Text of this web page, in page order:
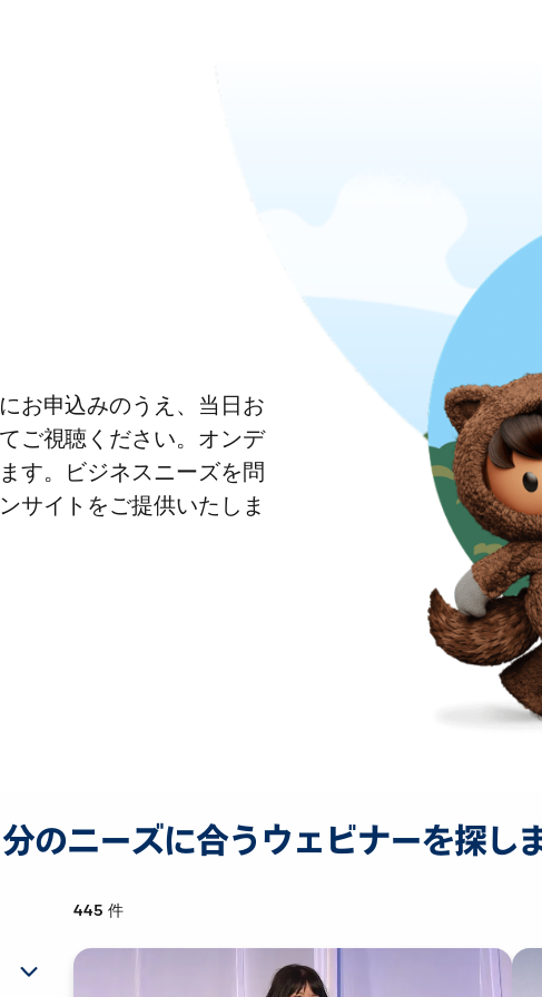
お申込みのうえ、当日お
ご視聴ください。オンデ
す。ビジネスニーズを問
サイトをご提供いたしま
のニーズに合うウェビナーを探し
445 件